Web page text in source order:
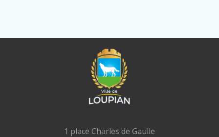
1 place Charles de Gaulle